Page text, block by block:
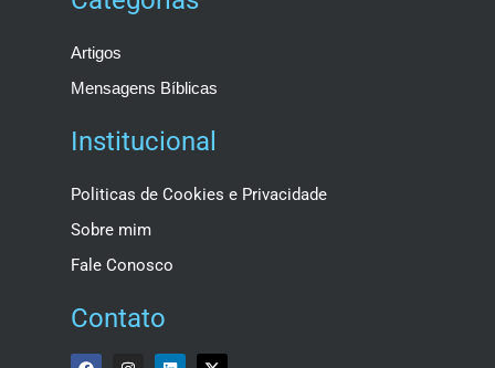
Artigos
Mensagens Bíblicas
Institucional
Politicas de Cookies e Privacidade
Sobre mim
Fale Conosco
Contato